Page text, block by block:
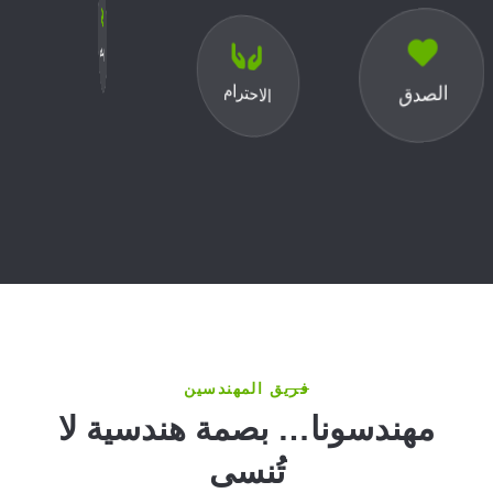
الاحترام
فريق المهندسين
مهندسونا… بصمة هندسية لا
تُنسى